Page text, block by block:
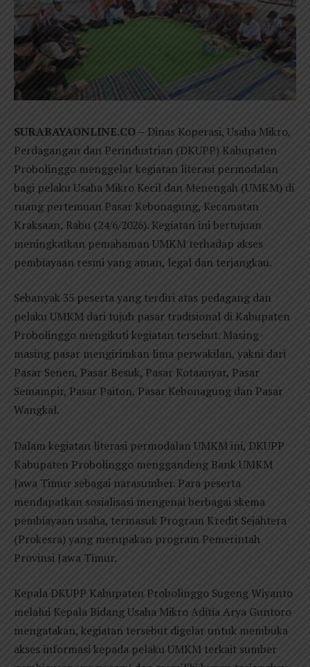
SURABAYAONLINE.CO – Dinas Koperasi, Usaha Mikro,
Perdagangan dan Perindustrian (DKUPP) Kabupaten
Probolinggo menggelar kegiatan literasi permodalan
bagi pelaku Usaha Mikro Kecil dan Menengah (UMKM) di
ruang pertemuan Pasar Kebonagung, Kecamatan
Kraksaan, Rabu (24/6/2026). Kegiatan ini bertujuan
meningkatkan pemahaman UMKM terhadap akses
pembiayaan resmi yang aman, legal dan terjangkau.
Sebanyak 35 peserta yang terdiri atas pedagang dan
pelaku UMKM dari tujuh pasar tradisional di Kabupaten
Probolinggo mengikuti kegiatan tersebut. Masing-
masing pasar mengirimkan lima perwakilan, yakni dari
Pasar Senen, Pasar Besuk, Pasar Kotaanyar, Pasar
Semampir, Pasar Paiton, Pasar Kebonagung dan Pasar
Wangkal.
Dalam kegiatan literasi permodalan UMKM ini, DKUPP
Kabupaten Probolinggo menggandeng Bank UMKM
Jawa Timur sebagai narasumber. Para peserta
mendapatkan sosialisasi mengenai berbagai skema
pembiayaan usaha, termasuk Program Kredit Sejahtera
(Prokesra) yang merupakan program Pemerintah
Provinsi Jawa Timur.
Kepala DKUPP Kabupaten Probolinggo Sugeng Wiyanto
melalui Kepala Bidang Usaha Mikro Aditia Arya Guntoro
mengatakan, kegiatan tersebut digelar untuk membuka
akses informasi kepada pelaku UMKM terkait sumber